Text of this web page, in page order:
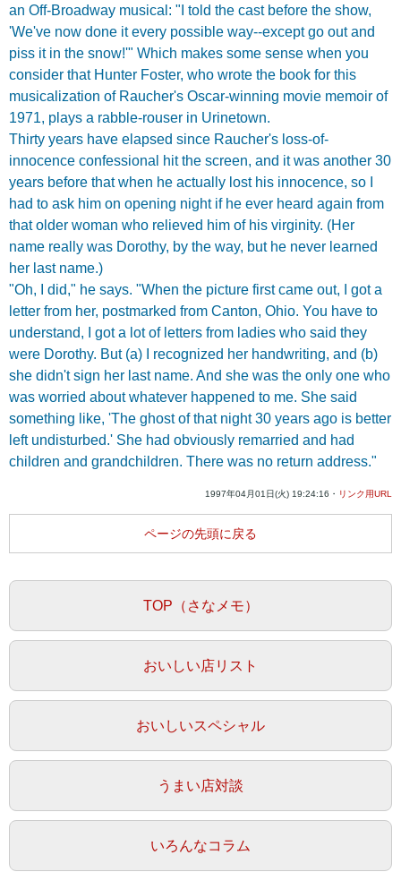
an Off-Broadway musical: "I told the cast before the show,
'We've now done it every possible way--except go out and
piss it in the snow!'" Which makes some sense when you
consider that Hunter Foster, who wrote the book for this
musicalization of Raucher's Oscar-winning movie memoir of
1971, plays a rabble-rouser in Urinetown.
Thirty years have elapsed since Raucher's loss-of-
innocence confessional hit the screen, and it was another 30
years before that when he actually lost his innocence, so I
had to ask him on opening night if he ever heard again from
that older woman who relieved him of his virginity. (Her
name really was Dorothy, by the way, but he never learned
her last name.)
"Oh, I did," he says. "When the picture first came out, I got a
letter from her, postmarked from Canton, Ohio. You have to
understand, I got a lot of letters from ladies who said they
were Dorothy. But (a) I recognized her handwriting, and (b)
she didn't sign her last name. And she was the only one who
was worried about whatever happened to me. She said
something like, 'The ghost of that night 30 years ago is better
left undisturbed.' She had obviously remarried and had
children and grandchildren. There was no return address."
1997年04月01日(火) 19:24:16・ リンク用URL
ページの先頭に戻る
TOP（さなメモ）
おいしい店リスト
おいしいスペシャル
うまい店対談
いろんなコラム